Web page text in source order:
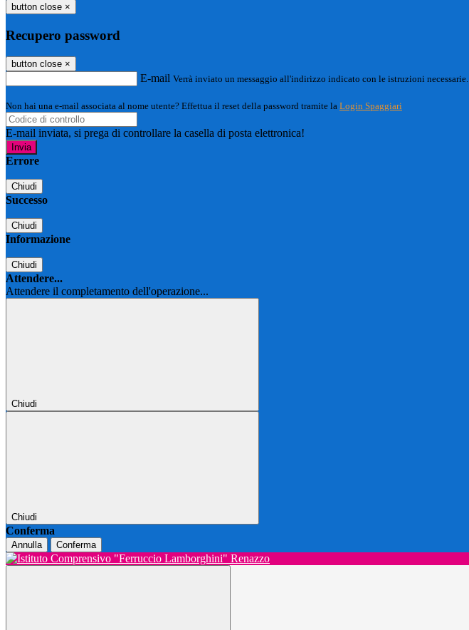
button close ×
Recupero password
button close ×
E-mail Verrà inviato un messaggio all'indirizzo indicato con le istruzioni necessarie.
Non hai una e-mail associata al nome utente? Effettua il reset della password tramite la Login Spaggiari
E-mail inviata, si prega di controllare la casella di posta elettronica!
Errore
Chiudi
Successo
Chiudi
Informazione
Chiudi
Attendere...
Attendere il completamento dell'operazione...
Chiudi
Chiudi
Conferma
Annulla Conferma